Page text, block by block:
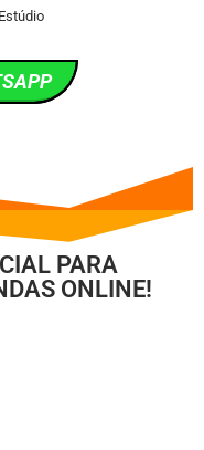
PARA
ONLINE!